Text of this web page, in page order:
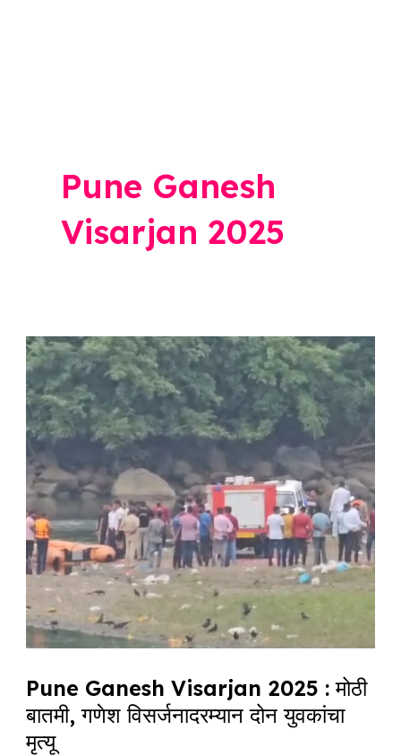
Pune Ganesh
Visarjan 2025
Pune Ganesh Visarjan 2025 : मोठी
बातमी, गणेश विसर्जनादरम्यान दोन युवकांचा
मृत्यू
Pune
Ganesh
Visarjan
2025
:
मोठी
बातमी,
गणेश
विसर्जनादरम्यान
युवकांचा
मृत्यू